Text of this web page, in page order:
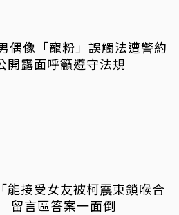
偶像「寵粉」誤觸法遭警約
開露面呼籲遵守法規
能接受女友被柯震東鎖喉合
留言區答案一面倒